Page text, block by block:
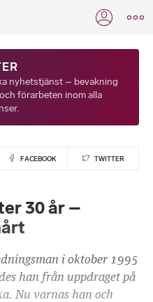
nyhetstjänst – bevakning
förarbeten inom alla
FACEBOOK TWITTER
30 år –
i oktober 1995
han från uppdraget på
Nu varnas han och